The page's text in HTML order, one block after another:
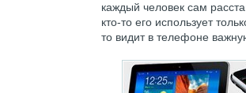
каждый человек сам
кто-то его использует
то видит в телефоне